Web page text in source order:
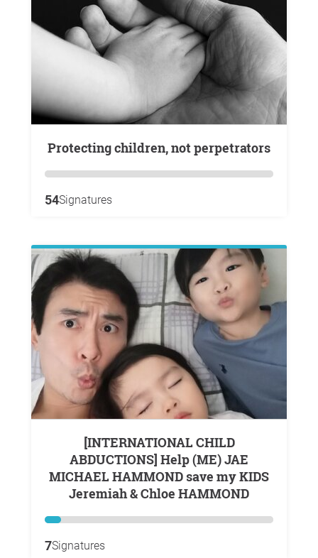
Protecting children, not perpetrators
54Signatures
[INTERNATIONAL CHILD
ABDUCTIONS] Help (ME) JAE
MICHAEL HAMMOND save my KIDS
Jeremiah & Chloe HAMMOND
7Signatures